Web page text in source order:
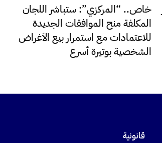
خاص.. “المركزي”: ستباشر اللجان
المكلفة منح الموافقات الجديدة
للاعتمادات مع استمرار بيع الأغراض
الشخصية بوتيرة أسرع
قانونية